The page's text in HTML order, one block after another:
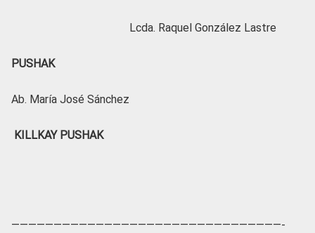
Lcda. Raquel González Lastre
PUSHAK
Ab. María José Sánchez
KILLKAY PUSHAK
————————————————————————————————-